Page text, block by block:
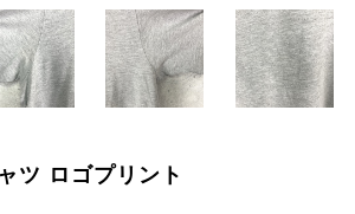
ツ ロゴプリント